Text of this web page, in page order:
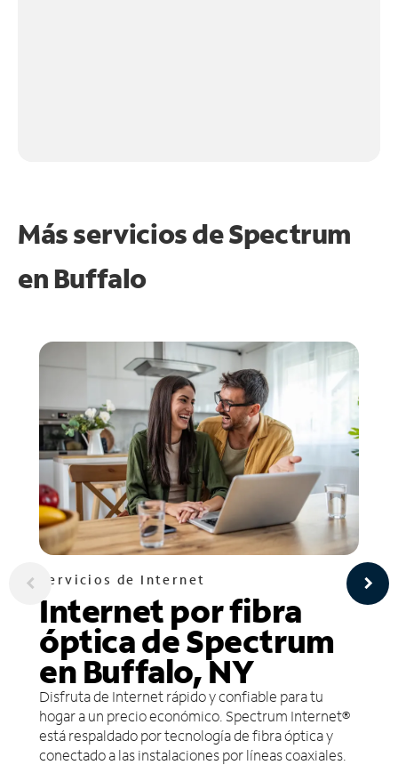
Más servicios de Spectrum
en Buffalo
Servicios de Internet
Internet por fibra
óptica de Spectrum
en Buffalo, NY
Disfruta de Internet rápido y confiable para tu
hogar a un precio económico. Spectrum Internet®
está respaldado por tecnología de fibra óptica y
conectado a las instalaciones por líneas coaxiales.